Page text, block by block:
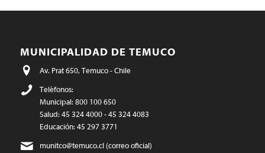
MUNICIPALIDAD DE TEMUCO
Av. Prat 650, Temuco - Chile
Teléfonos:
Municipal: 800 100 650
Salud: 45 324 4000 - 45 324 4083
Educación: 45 297 3771
munitco@temuco.cl(correo oficial)